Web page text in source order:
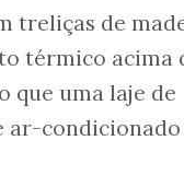
treliças de
térmico acima
que uma laje de
ar-condicionado